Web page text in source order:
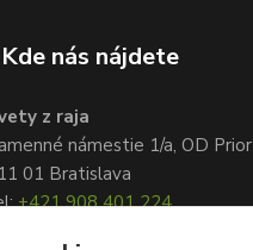
Kde nás nájdete
z raja
námestie 1/a, OD Prior
01 Bratislava
+421 908 401 224